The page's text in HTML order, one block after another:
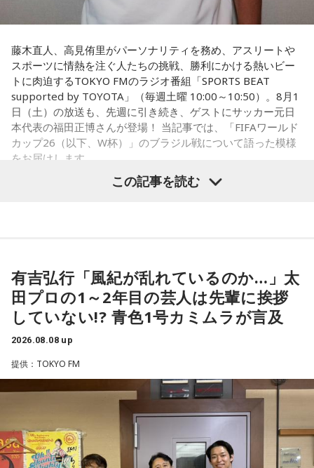
そうすると、対応された側がまた変えてくるんですよ、それ
度言えますけど、ピッチのなかで選手たちがそれを感じて、
対応していく能力を高めていくのがサッカーにおいて一番重
要なんです。
ブラジル戦のときも「守ろう」という気持ちはなくても、ブ
ラジルが1点負けていたときに、前に出てくるエネルギーって
すごいんです。それを食い止めたり、押し返したりするため
には、前半よりもエネルギーをもっと使わなきゃいけないけ
れども、ブラジルのものすごい勢いにのまれてしまった。た
だ、これは日本だけではなく、アルゼンチンと対戦したイン
それに対してまた変化をしてくるから。だから“個”の力を高め
て、時間をつくれる選手が重要になってくるということです
ね。
◆世界で戦うために必要な“個”の力
あの戦いができたというのは、選手層も相当厚くなったとい
福田：そうですね。選手層は厚くなっているし、森保監督の
「誰が出ても同じような戦いができる準備をしてきた」とい
藤木直人、高見侑里がパーソナリティを務め、アスリートや
スポーツに情熱を注ぐ人たちの挑戦、勝利にかける熱いビー
トに肉迫するTOKYO FMのラジオ番組「SPORTS BEAT
supported by TOYOTA」（毎週土曜 10:00～10:50）。8月1
日（土）の放送も、先週に引き続き、ゲストにサッカー元日
本代表の福田正博さんが登場！ 当記事では、「FIFAワールド
カップ26（以下、W杯）」のブラジル戦について語った模様
をお届けします。
輝き、Jリーグ通算228試合出場93得点を挙げ、日本代表では
45試合出場で9ゴールを記録するなど活躍を見せ、1993年に
はW杯アジア地区最終予選にも出場しました。2002年に現役
を引退した後は、サッカー解説者としてメディアでの活動の
活かしながら幅広く活動しています。
◆福田正博がW杯ブラジル戦を総括
藤木：ブラジル戦で、前半は佐野海舟選手の素晴らしいイン
ターセプトからのゴールがありましたし、前半の終了間際に
は日本がボールを持つ時間もありました。しかし、後半に入
ってからブラジルが戦略を変えてきて、日本が一方的に押し
この記事を読む
有吉弘行「風紀が乱れているのか…」太
田プロの1～2年目の芸人は先輩に挨拶
していない!? 青色1号カミムラが言及
2026.08.08 up
提供：TOKYO FM